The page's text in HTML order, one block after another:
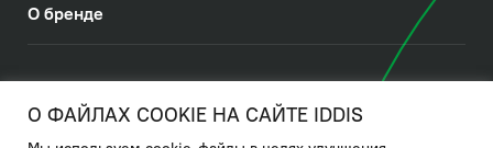
О бренде
О ФАЙЛАХ COOKIE НА САЙТЕ IDDIS